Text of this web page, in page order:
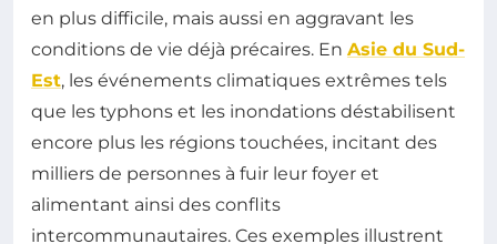
en plus difficile, mais aussi en aggravant les
conditions de vie déjà précaires. En Asie du Sud-
Est, les événements climatiques extrêmes tels
que les typhons et les inondations déstabilisent
encore plus les régions touchées, incitant des
milliers de personnes à fuir leur foyer et
alimentant ainsi des conflits
intercommunautaires. Ces exemples illustrent